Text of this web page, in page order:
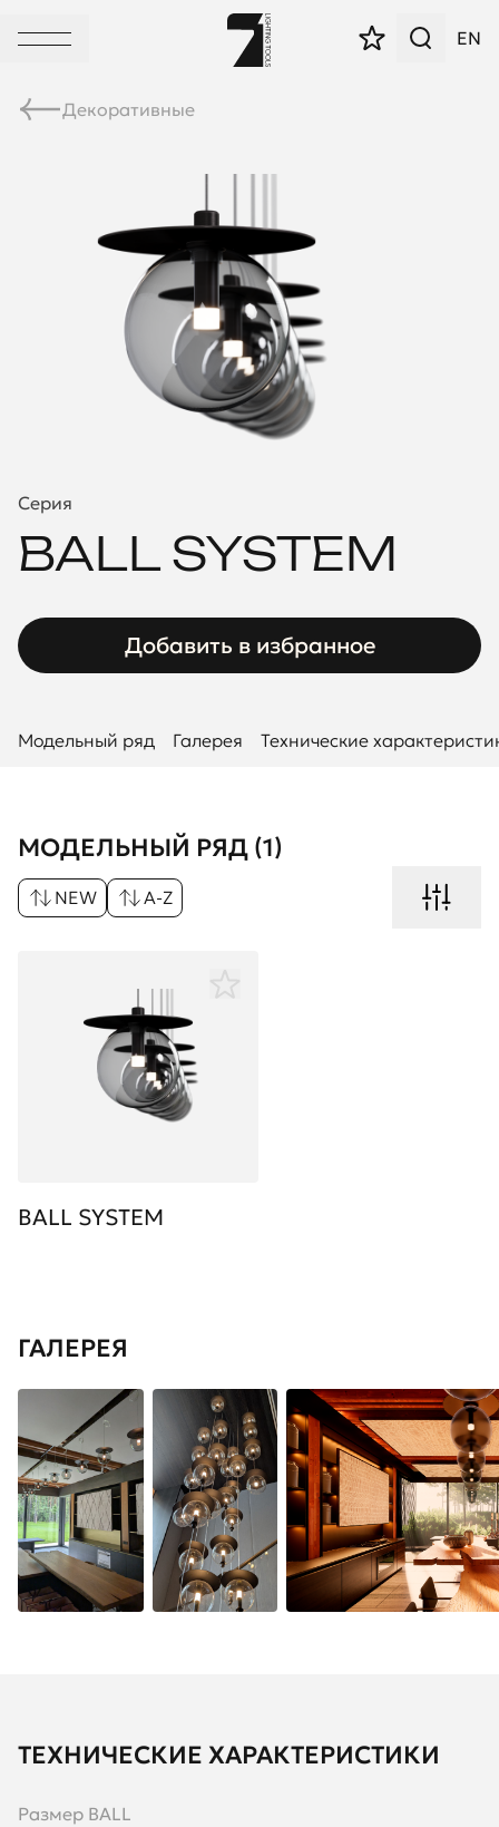
EN
Декоративные
Серия
BALL SYSTEM
Добавить в избранное
Модельный ряд Галерея Технические
МОДЕЛЬНЫЙ РЯД (1)
NEW A-Z
BALL SYSTEM
ГАЛЕРЕЯ
ТЕХНИЧЕСКИЕ ХАРАКТЕРИСТИКИ
Размер BALL